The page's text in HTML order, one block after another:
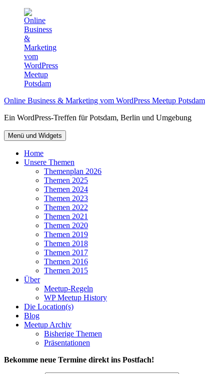
springen
Online Business & Marketing vom WordPress Meetup Potsdam
Ein WordPress-Treffen für Potsdam, Berlin und Umgebung
Menü und Widgets
Home
Unsere Themen
Themenplan 2026
Themen 2025
Themen 2024
Themen 2023
Themen 2022
Themen 2021
Themen 2020
Themen 2019
Themen 2018
Themen 2017
Themen 2016
Themen 2015
Über
Meetup-Regeln
WP Meetup History
Die Location(s)
Blog
Meetup Archiv
Bisherige Themen
Präsentationen
Bekomme neue Termine direkt ins Postfach!